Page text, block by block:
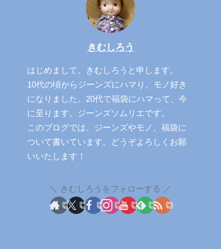
きむしろう
はじめまして。きむしろうと申します。
10代の頃からジーンズにハマり、モノ好き
になりました。20代で福袋にハマって、今
に至ります。ジーンズソムリエです。
このブログでは、ジーンズやモノ、福袋に
ついて書いています。どうぞよろしくお願
いいたします！
きむしろうをフォローする